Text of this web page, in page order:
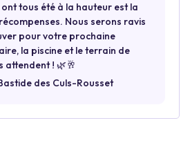
tous été à la hauteur est la
Nous serons ravis
pour votre prochaine
la piscine et le terrain de
attendent ! 🌿🥂
des Culs-Rousset